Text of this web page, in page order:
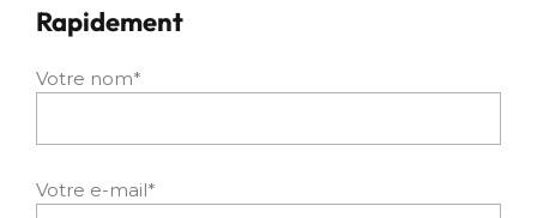
Rapidement
Votre nom*
Votre e-mail*